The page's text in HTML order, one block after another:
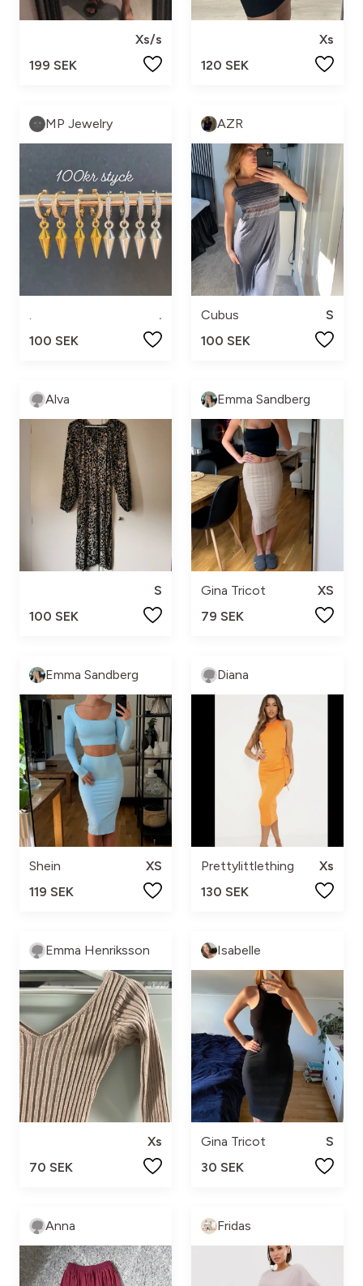
Xs/s
199 SEK
Xs
120 SEK
MP Jewelry
.
.
100 SEK
AZR
Cubus
S
100 SEK
Alva
S
100 SEK
Emma Sandberg
Gina Tricot
XS
79 SEK
Emma Sandberg
Shein
XS
119 SEK
Diana
Prettylittlething
Xs
130 SEK
Emma Henriksson
Xs
70 SEK
Isabelle
Gina Tricot
S
30 SEK
Anna Fridas